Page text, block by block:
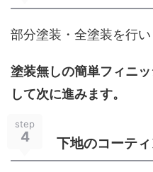
部分塗装・全塗装を行い
塗装無しの簡単フィニ
して次に進みます。
step
4 下地のコーテ